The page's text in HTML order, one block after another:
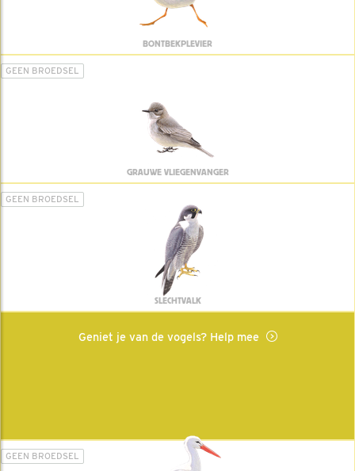
BONTBEKPLEVIER
GEEN BROEDSEL
GRAUWE VLIEGENVANGER
GEEN BROEDSEL
SLECHTVALK
Geniet je van de vogels? Help mee
GEEN BROEDSEL